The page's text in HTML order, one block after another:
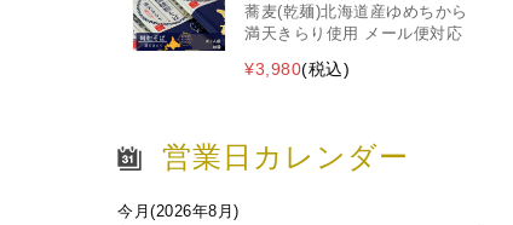
蕎麦(乾麺)北海道産ゆめちから
満天きらり使用 メール便対応
¥3,980(税込)
営業日カレンダー
今月(2026年8月)